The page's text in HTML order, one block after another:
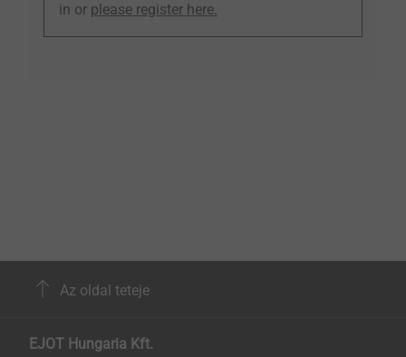
in or please register here.
Az oldal teteje
EJOT Hungaria Kft.